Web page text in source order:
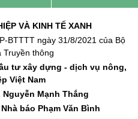
VÀ KINH TẾ XANH
BTTTT ngày 31/8/2021 của Bộ
Truyền thông
tư xây dựng - dịch vụ nông,
Việt Nam
Mạnh Thắng
báo Phạm Văn Bình